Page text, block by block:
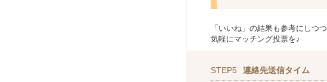
「いいね」の結果も参考にしつつ
気軽にマッチング投票を♪
STEP5 連絡先送信タイム